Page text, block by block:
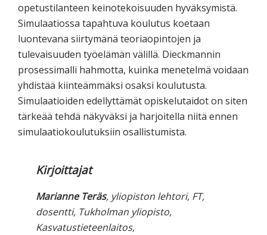
opetustilanteen keinotekoisuuden hyväksymistä.
Simulaatiossa tapahtuva koulutus koetaan
luontevana siirtymänä teoriaopintojen ja
tulevaisuuden työelämän välillä. Dieckmannin
prosessimalli hahmotta, kuinka menetelmä voidaan
yhdistää kiinteämmäksi osaksi koulutusta.
Simulaatioiden edellyttämät opiskelutaidot on siten
tärkeää tehdä näkyväksi ja harjoitella niitä ennen
simulaatiokoulutuksiin osallistumista.
Kirjoittajat
Marianne Teräs, yliopiston lehtori, FT,
dosentti, Tukholman yliopisto,
Kasvatustieteenlaitos,